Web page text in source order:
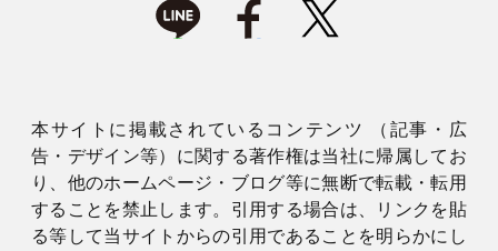
本サイトに掲載されているコンテンツ （記事・広
告・デザイン等）に関する著作権は当社に帰属してお
り、他のホームページ・ブログ等に無断で転載・転用
することを禁止します。引用する場合は、リンクを貼
る等して当サイトからの引用であることを明らかにし